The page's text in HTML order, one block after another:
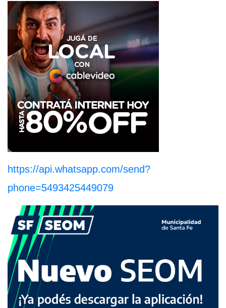
https://api.whatsapp.com/send?
phone=5493425449079